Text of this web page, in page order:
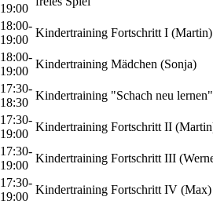
19:00
18:00-
19:00
Kindertraining Fortschritt I (Martin)
18:00-
19:00
Kindertraining Mädchen (Sonja)
17:30-
18:30
Kindertraining "Schach neu
17:30-
19:00
Kindertraining Fortschritt II
17:30-
19:00
Kindertraining Fortschritt III
17:30-
19:00
Kindertraining Fortschritt IV (Max)